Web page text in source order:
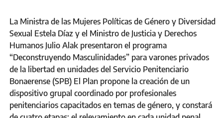
La Ministra de las Mujeres Políticas de Género y Diversidad
Sexual Estela Díaz y el Ministro de Justicia y Derechos
Humanos Julio Alak presentaron el programa
“Deconstruyendo Masculinidades” para varones privados
de la libertad en unidades del Servicio Penitenciario
Bonaerense (SPB) El Plan propone la creación de un
dispositivo grupal coordinado por profesionales
penitenciarios capacitados en temas de género, y constará